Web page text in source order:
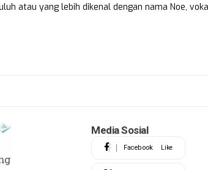
atau yang lebih dikenal dengan nama Noe,
Media Sosial
Facebook Like